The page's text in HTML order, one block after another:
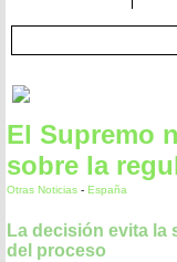
El Supremo
sobre la
Otras Noticias - España
La decisión evita la
del proceso